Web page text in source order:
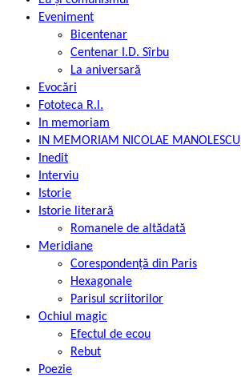
Eveniment
Bicentenar
Centenar I.D. Sîrbu
La aniversară
Evocări
Fototeca R.l.
In memoriam
IN MEMORIAM NICOLAE MANOLESCU
Inedit
Interviu
Istorie
Istorie literară
Romanele de altădată
Meridiane
Corespondență din Paris
Hexagonale
Parisul scriitorilor
Ochiul magic
Efectul de ecou
Rebut
Poezie